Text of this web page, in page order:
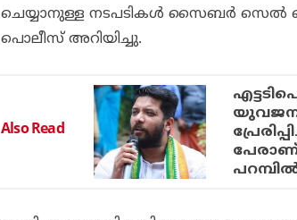
ചെയ്യാനുള്ള നടപടികള്‍ സൈബര്‍ സെല്‍
പൊലീസ് അറിയിച്ചു.
Also Read